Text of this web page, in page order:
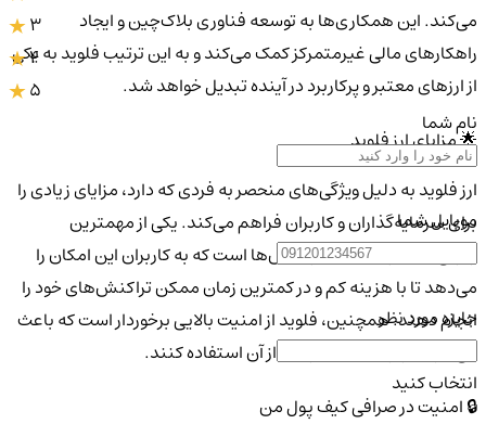
می‌کند. این همکاری‌ها به توسعه فناوری بلاک‌چین و ایجاد
راهکارهای مالی غیرمتمرکز کمک می‌کند و به این ترتیب فلوید به یکی
از ارزهای معتبر و پرکاربرد در آینده تبدیل خواهد شد.
🌟 مزایای ارز فلوید
ارز فلوید به دلیل ویژگی‌های منحصر به فردی که دارد، مزایای زیادی را
برای سرمایه‌گذاران و کاربران فراهم می‌کند. یکی از مهمترین
ویژگی‌ها، سرعت بالای تراکنش‌ها است که به کاربران این امکان را
می‌دهد تا با هزینه کم و در کمترین زمان ممکن تراکنش‌های خود را
انجام دهند. همچنین، فلوید از امنیت بالایی برخوردار است که باعث
می‌شود کاربران با خیال راحت از آن استفاده کنند.
🔒 امنیت در صرافی کیف پول من
3
4
5
نام شما
موبایل شما
جایزه مورد نظر
انتخاب کنید